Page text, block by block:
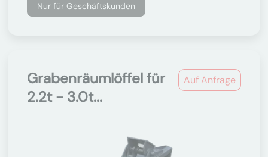
Nur für Geschäftskunden
Auf Anfrage
Grabenräumlöffel für
2.2t - 3.0t...